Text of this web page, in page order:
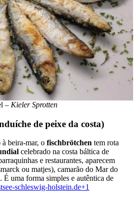
– Kieler Sprotten
de peixe da costa)
beira-mar, o fischbrötchen tem rota
celebrado na costa báltica de
e restaurantes, aparecem
ou matjes), camarão do Mar do
uma forma simples e autêntica de
schleswig-holstein.de+1